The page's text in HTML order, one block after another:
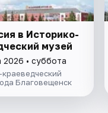
в Историко-
музей
2026 • суббота
Благовещенск